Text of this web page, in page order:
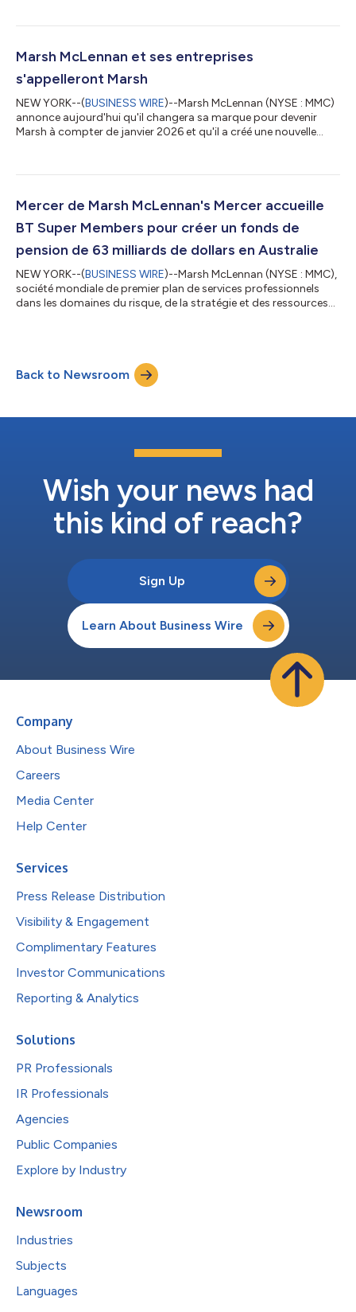
tant que partenaire officiel en gestion des risques et en
partenariat pluriannuel annoncé par les organisations le mois
Marsh McLennan et ses entreprises
s'appelleront Marsh
NEW YORK--(BUSINESS WIRE)--Marsh McLennan (NYSE : MMC)
annonce aujourd'hui qu'il changera sa marque pour devenir
Marsh à compter de janvier 2026 et qu'il a créé une nouvelle
l'excellence opérationnelle, les données, l'IA et l'analyse. « Dans
recherchent des conseils, des solutions et des informations qui
Mercer de Marsh McLennan's Mercer accueille
BT Super Members pour créer un fonds de
pension de 63 milliards de dollars en Australie
NEW YORK--(BUSINESS WIRE)--Marsh McLennan (NYSE : MMC),
société mondiale de premier plan de services professionnels
dans les domaines du risque, de la stratégie et des ressources
Mercer a également annoncé aujourd'hui la finalisation de
l'acquisition d'Advance Asset Management Limited, ce qui lui
Back to Newsroom
Wish your news had
this kind of reach?
Sign Up
Learn About Business Wire
Company
About Business Wire
Careers
Media Center
Help Center
Services
Press Release Distribution
Visibility & Engagement
Complimentary Features
Investor Communications
Reporting & Analytics
Solutions
PR Professionals
IR Professionals
Agencies
Public Companies
Explore by Industry
Newsroom
Industries
Subjects
Languages